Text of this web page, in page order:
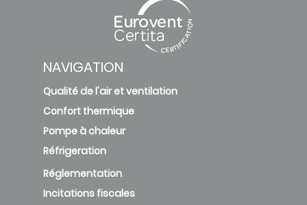
NAVIGATION
Qualité de l'air et ventilation
Confort thermique
Pompe à chaleur
Réfrigeration
Réglementation
Incitations fiscales